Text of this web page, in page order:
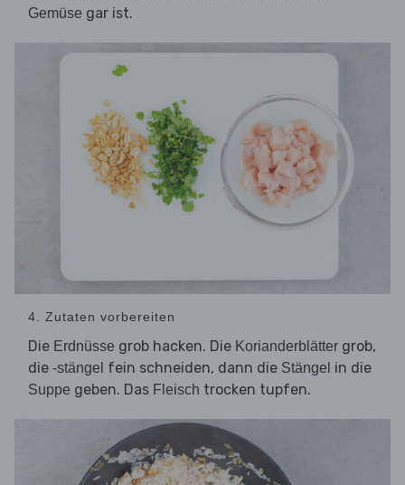
Gemüse gar ist.
4. Zutaten vorbereiten
Die Erdnüsse grob hacken. Die Korianderblätter grob,
die -stängel fein schneiden, dann die Stängel in die
Suppe geben. Das Fleisch trocken tupfen.